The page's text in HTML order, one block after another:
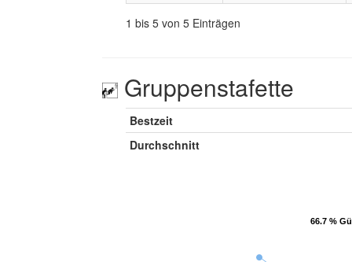
1 bis 5 von 5 Einträgen
Gruppenstafette
Bestzeit
Durchschnitt
66.7 %
66.7 %